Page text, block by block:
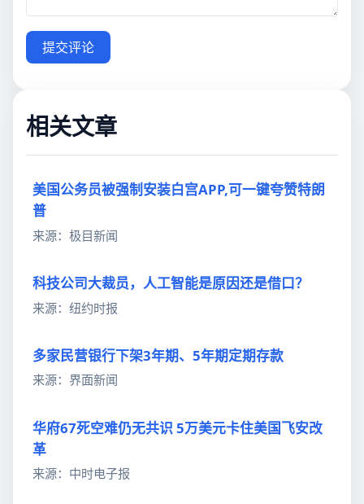
提交评论
相关文章
美国公务员被强制安装白宫APP,可一键夸赞特朗
普
来源：极目新闻
科技公司大裁员，人工智能是原因还是借口？
来源：纽约时报
多家民营银行下架3年期、5年期定期存款
来源：界面新闻
华府67死空难仍无共识 5万美元卡住美国飞安改
革
来源：中时电子报